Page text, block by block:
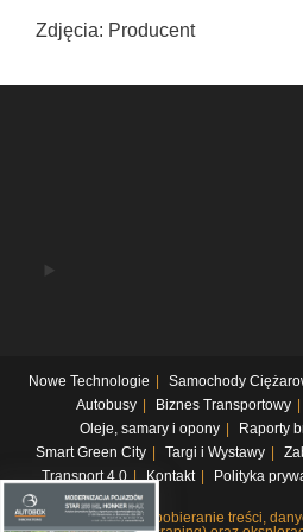
Zdjęcia: Producent
Nowe Technologie Samochody
Autobusy
Biznes Transportowy
Oleje, samary i opony
Raporty
Smart Green City
Targi i Wystawy
Transport 4.0
Kontakt Polityka
Systematyczne pobieranie treści,